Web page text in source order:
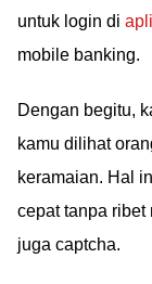
untuk login di
mobile banking.
Dengan begitu,
kamu dilihat
keramaian. Hal
cepat tanpa ribet
juga captcha.